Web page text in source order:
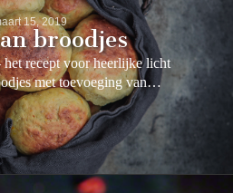
15, 2019
broodjes
het recept voor heerlijke licht
met toevoeging van…